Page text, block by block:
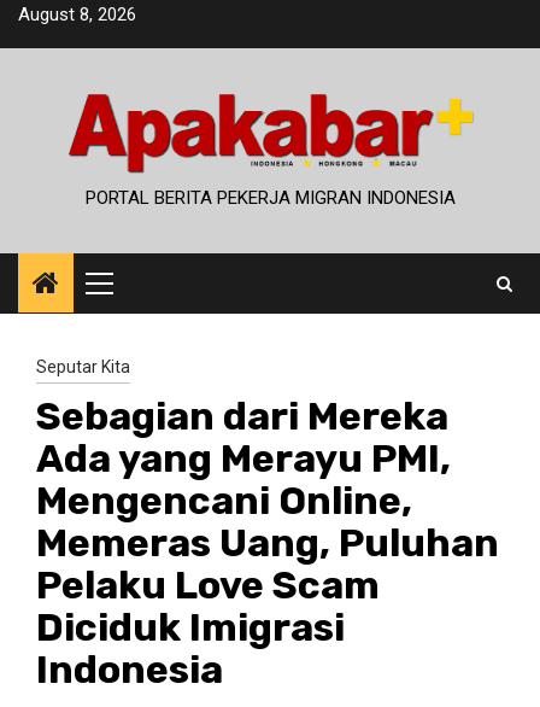
SkipAugust 8, 2026
PORTAL BERITA PEKERJA MIGRAN INDONESIA
Primary
Menu
Seputar Kita
Sebagian dari Mereka
Ada yang Merayu PMI,
Mengencani Online,
Memeras Uang, Puluhan
Pelaku Love Scam
Diciduk Imigrasi
Indonesia